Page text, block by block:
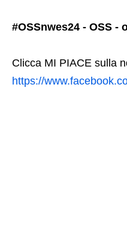
#OSSnwes24 - OSS
Clicca MI PIACE sulla
https://